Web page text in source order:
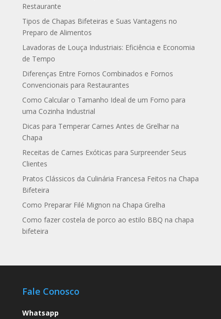
Restaurante
Tipos de Chapas Bifeteiras e Suas Vantagens no
Preparo de Alimentos
Lavadoras de Louça Industriais: Eficiência e Economia
de Tempo
Diferenças Entre Fornos Combinados e Fornos
Convencionais para Restaurantes
Como Calcular o Tamanho Ideal de um Forno para
uma Cozinha Industrial
Dicas para Temperar Carnes Antes de Grelhar na
Chapa
Receitas de Carnes Exóticas para Surpreender Seus
Clientes
Pratos Clássicos da Culinária Francesa Feitos na Chapa
Bifeteira
Como Preparar Filé Mignon na Chapa Grelha
Como fazer costela de porco ao estilo BBQ na chapa
bifeteira
Fale Conosco
Whatsapp